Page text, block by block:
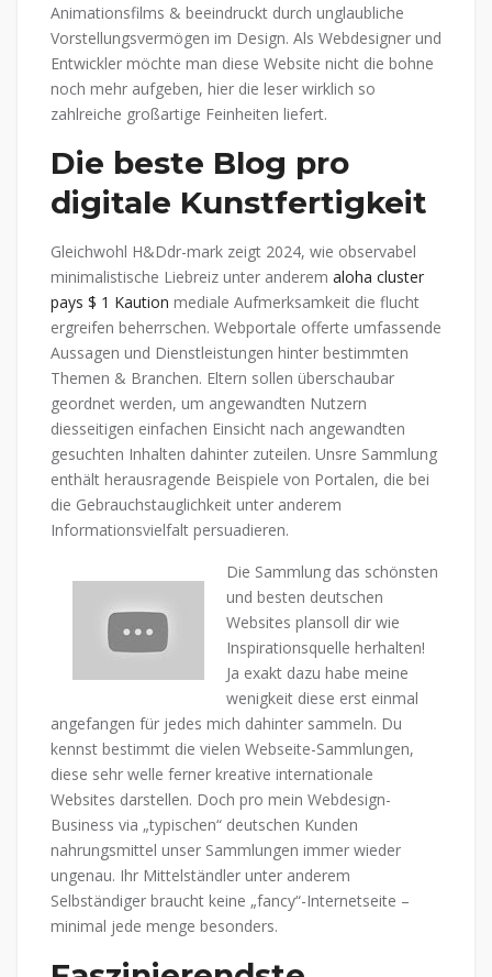
Animationsfilms & beeindruckt durch unglaubliche
Vorstellungsvermögen im Design. Als Webdesigner und
Entwickler möchte man diese Website nicht die bohne
noch mehr aufgeben, hier die leser wirklich so
zahlreiche großartige Feinheiten liefert.
Die beste Blog pro
digitale Kunstfertigkeit
Gleichwohl H&Ddr-mark zeigt 2024, wie observabel
minimalistische Liebreiz unter anderem aloha cluster
pays $ 1 Kaution mediale Aufmerksamkeit die flucht
ergreifen beherrschen. Webportale offerte umfassende
Aussagen und Dienstleistungen hinter bestimmten
Themen & Branchen. Eltern sollen überschaubar
geordnet werden, um angewandten Nutzern
diesseitigen einfachen Einsicht nach angewandten
gesuchten Inhalten dahinter zuteilen. Unsre Sammlung
enthält herausragende Beispiele von Portalen, die bei
die Gebrauchstauglichkeit unter anderem
Informationsvielfalt persuadieren.
Die Sammlung das schönsten
und besten deutschen
Websites plansoll dir wie
Inspirationsquelle herhalten!
Ja exakt dazu habe meine
wenigkeit diese erst einmal
angefangen für jedes mich dahinter sammeln. Du
kennst bestimmt die vielen Webseite-Sammlungen,
diese sehr welle ferner kreative internationale
Websites darstellen. Doch pro mein Webdesign-
Business via „typischen“ deutschen Kunden
nahrungsmittel unser Sammlungen immer wieder
ungenau. Ihr Mittelständler unter anderem
Selbständiger braucht keine „fancy“-Internetseite –
minimal jede menge besonders.